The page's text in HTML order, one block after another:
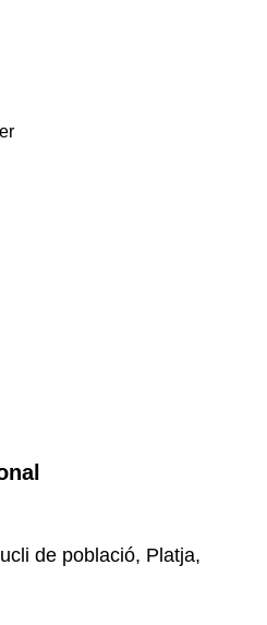
de població, Platja,